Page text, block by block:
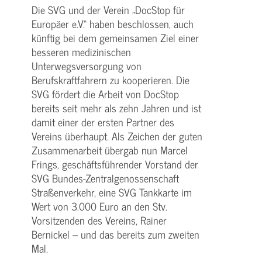
Die SVG und der Verein „DocStop für
Europäer e.V.“ haben beschlossen, auch
künftig bei dem gemeinsamen Ziel einer
besseren medizinischen
Unterwegsversorgung von
Berufskraftfahrern zu kooperieren. Die
SVG fördert die Arbeit von DocStop
bereits seit mehr als zehn Jahren und ist
damit einer der ersten Partner des
Vereins überhaupt. Als Zeichen der guten
Zusammenarbeit übergab nun Marcel
Frings, geschäftsführender Vorstand der
SVG Bundes-Zentralgenossenschaft
Straßenverkehr, eine SVG Tankkarte im
Wert von 3.000 Euro an den Stv.
Vorsitzenden des Vereins, Rainer
Bernickel – und das bereits zum zweiten
Mal.